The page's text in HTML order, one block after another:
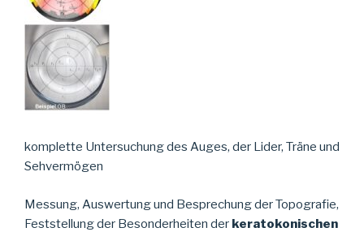
komplette Untersuchung des Auges, der Lider, Träne und
Sehvermögen
Messung, Auswertung und Besprechung der Topografie,
Feststellung der Besonderheiten der keratokonischen